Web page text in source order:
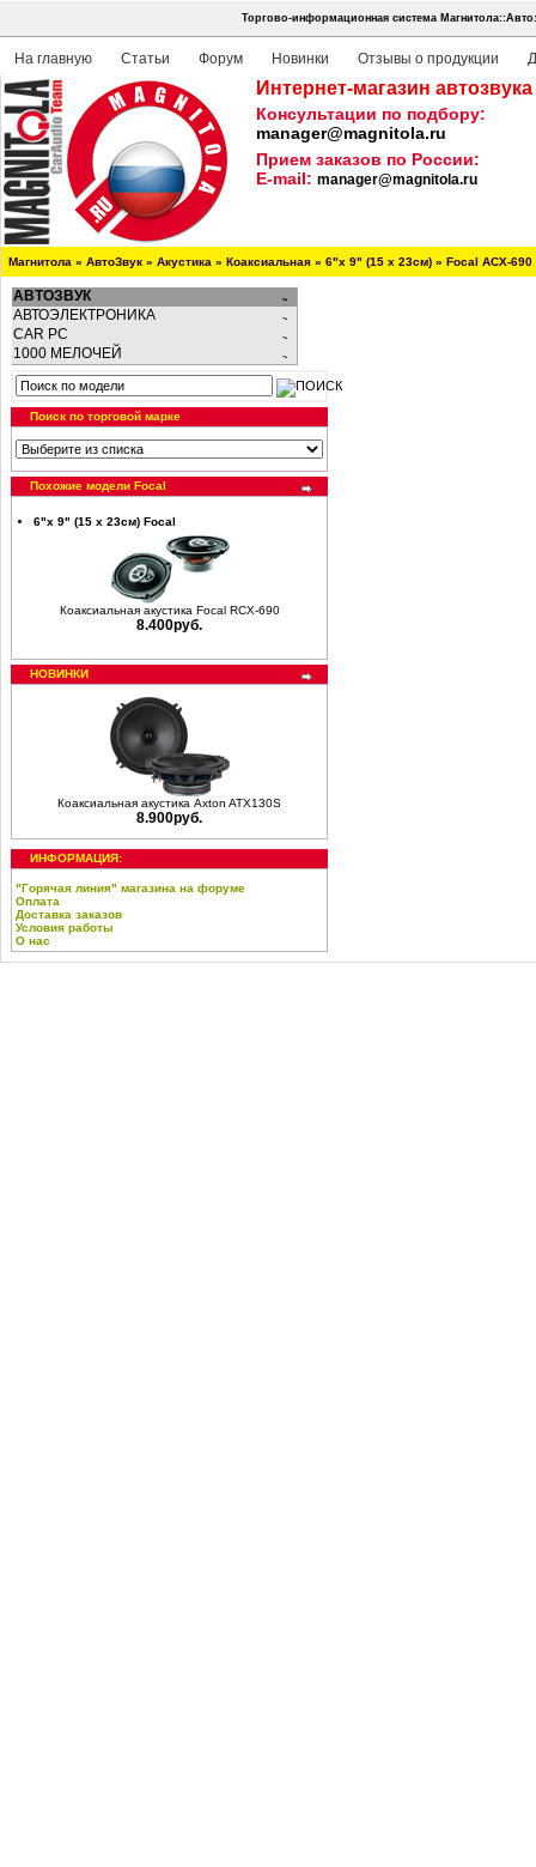
Торгово-информационная система
На главную Статьи Форум Новинки Отзывы о продукции
Интернет-магазин
Консультации по подбору:
manager@magnitola.ru
Прием заказов по России:
E-mail: manager@magnitola.ru
Магнитола » АвтоЗвук » Акустика » Коаксиальная » 6"х 9" (15 х 23см) » Focal ACX-690
АВТОЗВУК
АВТОЭЛЕКТРОНИКА
CAR PC
1000 МЕЛОЧЕЙ
Поиск по торговой марке
Похожие модели Focal
6"х 9" (15 х 23см) Focal
Коаксиальная акустика Focal RCX-690
8.400руб.
НОВИНКИ
Коаксиальная акустика Axton ATX130S
8.900руб.
ИНФОРМАЦИЯ:
"Горячая линия" магазина на форуме
Оплата
Доставка заказов
Условия работы
О нас